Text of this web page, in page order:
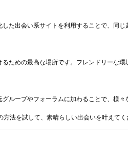
た出会い系サイトを利用することで、
ための最高な場所です。フレンドリー
ループやフォーラムに加わることで、様
法を試して、素晴らしい出会いを叶えて